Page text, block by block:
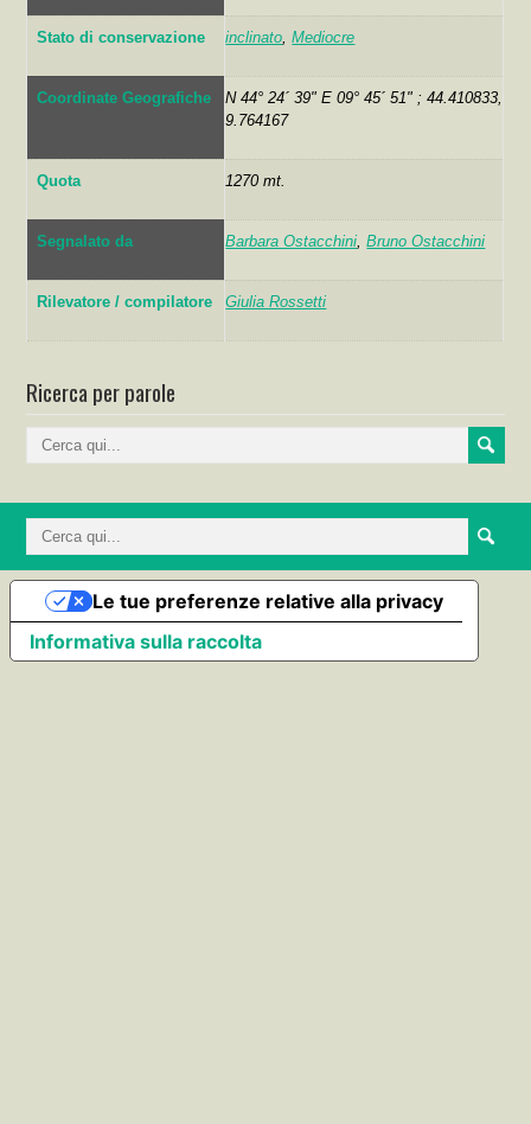
Stato di conservazione inclinato ,Mediocre
Coordinate Geografiche
N 44° 24´ 39" E 09° 45´ 51" ; 44.410833,
9.764167
Quota 1270 mt.
Segnalato da Barbara Ostacchini ,Bruno Ostacchini
Rilevatore / compilatore Giulia Rossetti
Ricerca per parole
Informativa sulla raccolta
Le tue preferenze relative alla privacy